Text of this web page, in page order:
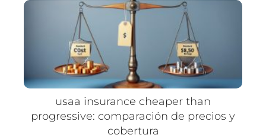
usaa insurance cheaper than
progressive: comparación de precios y
cobertura